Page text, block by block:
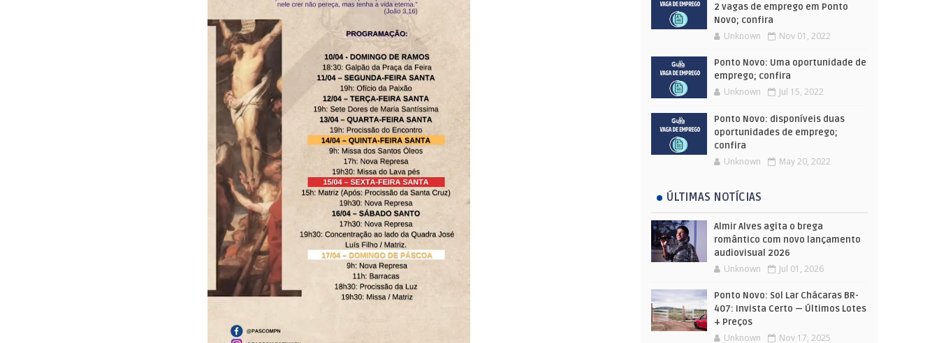
2 vagas de emprego em Ponto
Novo; confira
Unknown Nov 01, 2022
Ponto Novo: Uma oportunidade de
emprego; confira
Unknown Jul 15, 2022
Ponto Novo: disponíveis duas
oportunidades de emprego;
confira
Unknown May 20, 2022
ÚLTIMAS NOTÍCIAS
Almir Alves agita o brega
romântico com novo lançamento
audiovisual 2026
Unknown Jul 01, 2026
Ponto Novo: Sol Lar Chácaras BR-
407: Invista Certo — Últimos Lotes
+ Preços
Unknown Nov 17, 2025